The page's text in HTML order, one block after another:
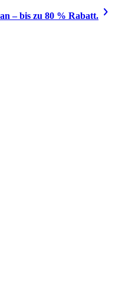
– bis zu 80 % Rabatt.